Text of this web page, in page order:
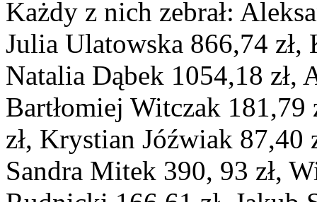
Każdy z nich zebrał:
Julia Ulatowska 866,74 zł,
Natalia Dąbek 1054,18 zł,
Bartłomiej Witczak 181,79
zł, Krystian Jóźwiak 87,40
Sandra Mitek 390, 93 zł,